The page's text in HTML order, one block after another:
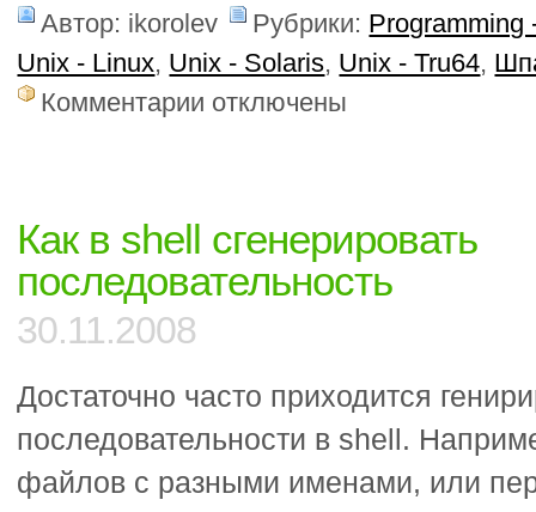
Автор: ikorolev Рубрики: Programming
Unix - Linux, Unix - Solaris, Unix - Tru64,
Комментарии записи
sed
отключены
Как в shell сгенерировать
последовательность
30.11.2008
Достаточно часто приходится
последовательности в shell.
файлов с разными именами, или